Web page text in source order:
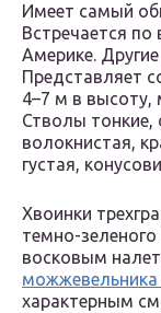
Имеет самый
Встречается по
Америке.
Представляет
4–7 м в
Стволы тонкие,
волокнистая,
густая,
Хвоинки
темно-
восковым
характерным